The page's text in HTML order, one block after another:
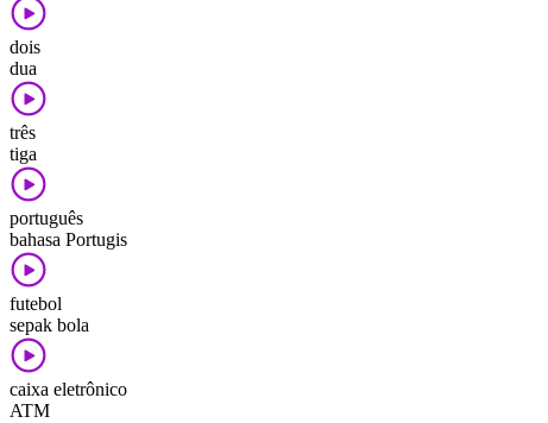
dois
dua
três
tiga
português
bahasa Portugis
futebol
sepak bola
caixa eletrônico
ATM